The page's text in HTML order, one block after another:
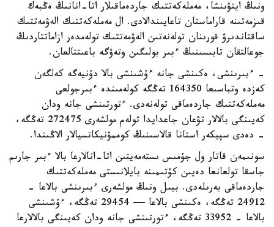
ونىڭ ايتۋىنشا، مەملەكەتتىك جاردەماقىلار اتا-انانىڭ ەڭبەك
قىزمەتىنە قاراماستان تاعايىندالادى. ال مەملەكەتتىك الەۋمەتتىك
ساقتاندىرۋ قورىنان تولەنەتىن الەۋمەتتىك تولەمدەر ازاماتتاردىڭ
جوعالتقان تابىسىنىڭ ءبىر بولىگىن وتەۋگە باعىتتالعان.
- ءبىرىنشى، ەكىنشى جانە ءۇشىنشى بالا دۇنيەگە كەلگەن
كەزدە وتباسىعا 164350 تەڭگە كولەمىندە ءبىرجولعى
مەملەكەتتىك جاردەماقى تولەنەدى. ءتورتىنشى جانە ودان
كەيىنگى بالالار تۋعان جاعدايدا تولەم مولشەرى 272475 تەڭگە،
- دەدى سپيكەر استانا قالاسىنىڭ كوممۋنيكاتسيالار الاڭىندا.
سونىمەن قاتار ول جۇمىس ىستەمەيتىن اتا-انالارعا بالا ءبىر جارىم
جاسقا تولعانعا دەيىن كۇتىمىنە بايلانىستى مەملەكەتتىك
جاردەماقى بەرىلەدى. بيىل ونىڭ مولشەرى ءبىرىنشى بالاعا -
24912 تەڭگە، ەكىنشى بالاعا — 29454 تەڭگە، ءۇشىنشى
بالاعا - 33952 تەڭگە، ءتورتىنشى جانە ودان كەيىنگى بالالارعا